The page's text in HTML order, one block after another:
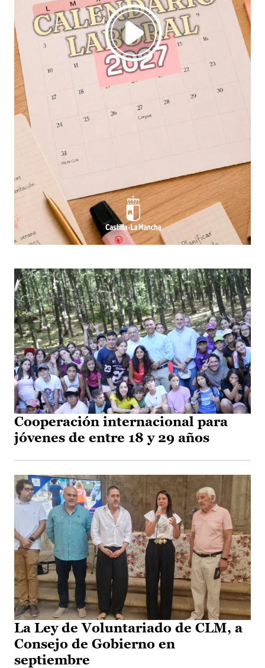
Cooperación internacional para
jóvenes de entre 18 y 29 años
La Ley de Voluntariado de CLM, a
Consejo de Gobierno en
septiembre